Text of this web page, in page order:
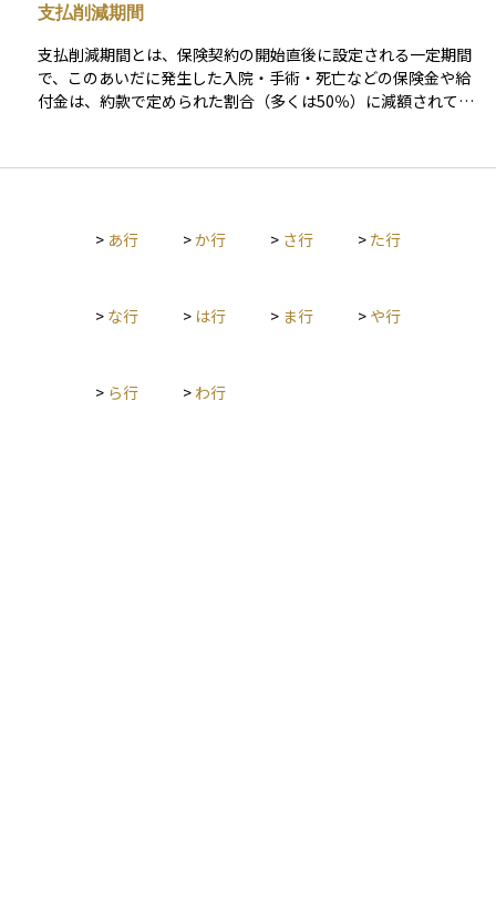
の医療費負担を軽減するために重要な役割を果たします。
支払削減期間
支払削減期間とは、保険契約の開始直後に設定される一定期間
で、このあいだに発生した入院・手術・死亡などの保険金や給
付金は、約款で定められた割合（多くは50％）に減額されて支
ることが多く、加入者が加入直後に高額な請求をした場合の保
支払いに切り替わります。資産運用の観点では、この期間中は
用計画を崩さずに済みます。
> あ行 >か行 > さ行 > た行
> な行 > は行 > ま行 > や行
> ら行 > わ行